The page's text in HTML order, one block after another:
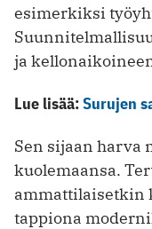
esimerkiksi
ja
Lue lisää:Surujen
Sen sijaan harva
kuolemaansa.
ammattilaisetkin
tappiona